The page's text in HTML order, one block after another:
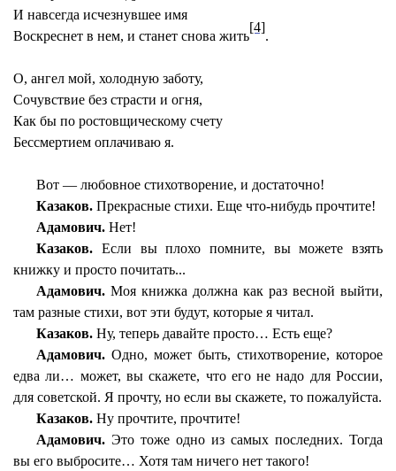
И навсегда исчезнувшее имя
Воскреснет в нем, и станет снова жить
[4]
.
О, ангел мой, холодную заботу,
Сочувствие без страсти и огня,
Как бы по ростовщическому счету
Бессмертием оплачиваю я.
Вот — любовное стихотворение, и достаточно!
Казаков. Прекрасные стихи. Еще что-нибудь прочтите!
Адамович. Нет!
Казаков. Если вы плохо помните, вы можете взять
книжку и просто почитать...
Адамович. Моя книжка должна как раз весной выйти,
там разные стихи, вот эти будут, которые я читал.
Казаков. Ну, теперь давайте просто… Есть еще?
Адамович. Одно, может быть, стихотворение, которое
едва ли… может, вы скажете, что его не надо для России,
для советской. Я прочту, но если вы скажете, то пожалуйста.
Казаков. Ну прочтите, прочтите!
Адамович.Это тоже одно из самых последних. Тогда
вы его выбросите… Хотя там ничего нет такого!